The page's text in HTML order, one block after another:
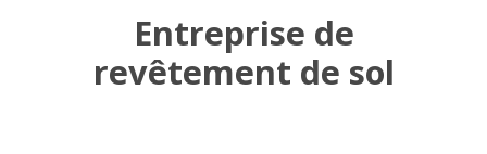
Entreprise de
revêtement de sol